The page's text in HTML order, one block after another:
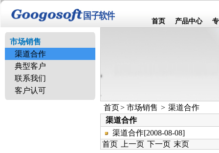
首页 产品中心
市场销售
渠道合作
典型客户
联系我们
客户认可
首页> 市场销售 > 渠道合作
渠道合作
渠道合作[2008-08-08]
首页
上一页 下一页 末页